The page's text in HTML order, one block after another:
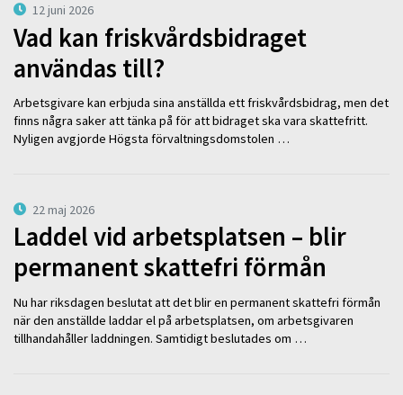
12 juni 2026
Vad kan friskvårdsbidraget
användas till?
Arbetsgivare kan erbjuda sina anställda ett friskvårdsbidrag, men det
finns några saker att tänka på för att bidraget ska vara skattefritt.
Nyligen avgjorde Högsta förvaltningsdomstolen …
22 maj 2026
Laddel vid arbetsplatsen – blir
permanent skattefri förmån
Nu har riksdagen beslutat att det blir en permanent skattefri förmån
när den anställde laddar el på arbetsplatsen, om arbetsgivaren
tillhandahåller laddningen. Samtidigt beslutades om …